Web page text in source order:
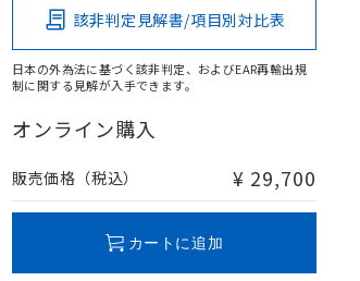
該非判定見解書/項目別対比表
日本の外為法に基づく該非判定、およびEAR再輸出規
制に関する見解が入手できます。
オンライン購入
販売価格（税込） ¥ 29,700
カートに追加